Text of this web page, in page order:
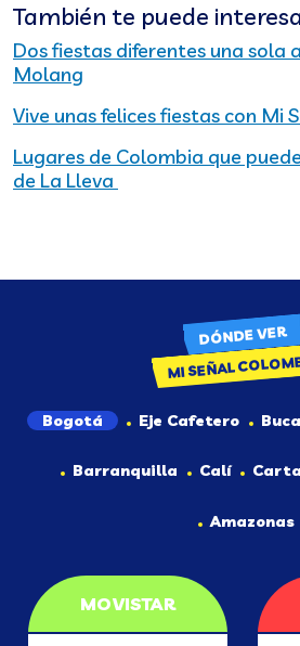
También te puede
Dos fiestas diferentes una sola
Molang
Vive unas felices fiestas con Mi
Lugares de Colombia que
de La Lleva
DÓNDE VER
MI SEÑAL
Bogotá Eje Cafetero
Barranquilla Calí
Amazonas
MOVISTAR